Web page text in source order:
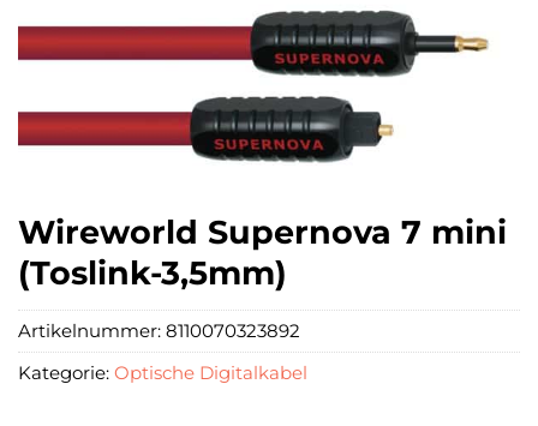
Wireworld Supernova 7 mini
(Toslink-3,5mm)
Artikelnummer: 8110070323892
Kategorie: Optische Digitalkabel